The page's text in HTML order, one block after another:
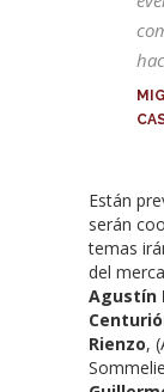
Están
serán
temas
del
Agustín
Rienzo,